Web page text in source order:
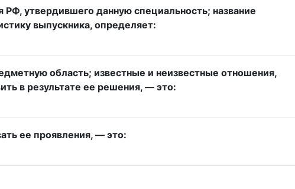
утвердившего данную специальность; название
выпускника, определяет:
область; известные и неизвестные отношения,
в результате ее решения, — это:
ее проявления, — это: